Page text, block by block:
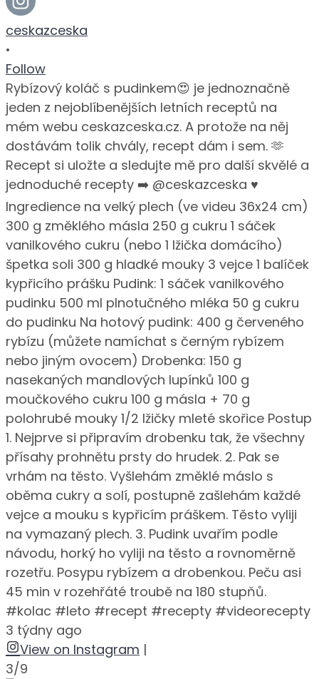
ceskazceska
•
Follow
Rybízový koláč s pudinkem😍 je jednoznačně
jeden z nejoblíbenějších letních receptů na
mém webu ceskazceska.cz. A protože na něj
dostávám tolik chvály, recept dám i sem. 🫶
Recept si uložte a sledujte mě pro další skvělé a
jednoduché recepty ➡️ @ceskazceska ♥️
Ingredience na velký plech (ve videu 36x24 cm)
300 g změklého másla 250 g cukru 1 sáček
vanilkového cukru (nebo 1 lžička domácího)
špetka soli 300 g hladké mouky 3 vejce 1 balíček
kypřicího prášku Pudink: 1 sáček vanilkového
pudinku 500 ml plnotučného mléka 50 g cukru
do pudinku Na hotový pudink: 400 g červeného
rybízu (můžete namíchat s černým rybízem
nebo jiným ovocem) Drobenka: 150 g
nasekaných mandlových lupínků 100 g
moučkového cukru 100 g másla + 70 g
polohrubé mouky 1/2 lžičky mleté skořice Postup
1. Nejprve si připravím drobenku tak, že všechny
přísahy prohnětu prsty do hrudek. 2. Pak se
vrhám na těsto. Vyšlehám změklé máslo s
oběma cukry a solí, postupně zašlehám každé
vejce a mouku s kypřicím práškem. Těsto vyliji
na vymazaný plech. 3. Pudink uvařím podle
návodu, horký ho vyliji na těsto a rovnoměrně
rozetřu. Posypu rybízem a drobenkou. Peču asi
45 min v rozehřáté troubě na 180 stupňů.
#kolac #leto #recept #recepty #videorecepty
3 týdny ago
View on Instagram |
3/9